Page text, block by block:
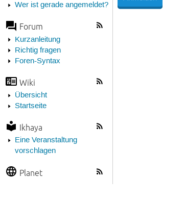
Wer ist gerade angemeldet?
Forum
Kurzanleitung
Richtig fragen
Foren-Syntax
Wiki
Übersicht
Startseite
Ikhaya
Eine Veranstaltung
vorschlagen
Planet